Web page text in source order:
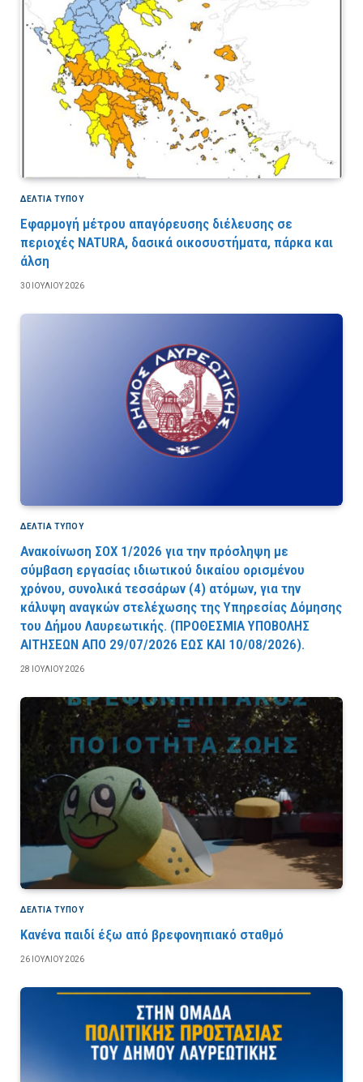
ΔΕΛΤΙΑ ΤΥΠΟΥ
Εφαρμογή μέτρου απαγόρευσης διέλευσης σε
περιοχές NATURA, δασικά οικοσυστήματα, πάρκα και
άλση
30 ΙΟΥΛΊΟΥ 2026
ΔΕΛΤΙΑ ΤΥΠΟΥ
Ανακοίνωση ΣΟΧ 1/2026 για την πρόσληψη με
σύμβαση εργασίας ιδιωτικού δικαίου ορισμένου
χρόνου, συνολικά τεσσάρων (4) ατόμων, για την
κάλυψη αναγκών στελέχωσης της Υπηρεσίας Δόμησης
του Δήμου Λαυρεωτικής. (ΠPOΘEΣMIA YΠOBOΛHΣ
AITHΣEΩN AΠO 29/07/2026 EΩΣ KAI 10/08/2026).
28 ΙΟΥΛΊΟΥ 2026
ΔΕΛΤΙΑ ΤΥΠΟΥ
Κανένα παιδί έξω από βρεφονηπιακό σταθμό
26 ΙΟΥΛΊΟΥ 2026